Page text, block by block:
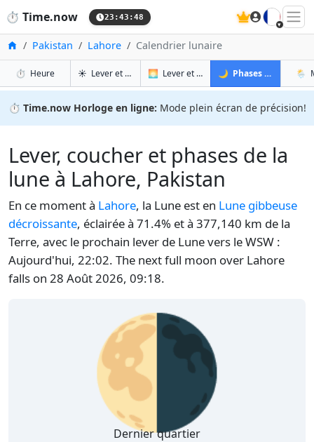
⏱️ Time.now 23:43:49 🇫🇷
Accueil
Pakistan Lahore Calendrier lunaire
⏱️ Heureà Lahore
☀️ Lever et coucher du soleil à Lahore
🌅 Lever et coucher du soleil demain à
🌙 Phases de la Lune 🌦️
⏱️ Time.now Horloge en ligne: Mode plein écran de précision!
Lever, coucher et phases de la
lune à Lahore, Pakistan
En ce moment à Lahore, la Lune est en Lune gibbeuse
décroissante, éclairée à 71.4% et à 377,140 km de la
Terre, avec le prochain lever de Lune vers le WSW :
Aujourd'hui, 22:02. The next full moon over Lahore
falls on 28 Août 2026, 09:18.
🌗
Dernier quartier